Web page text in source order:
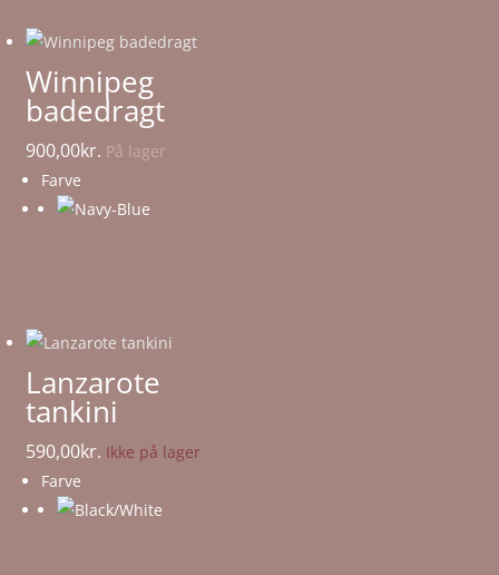
Winnipeg
badedragt
900,00kr. På lager
Farve
Lanzarote
tankini
590,00kr. Ikke på lager
Farve